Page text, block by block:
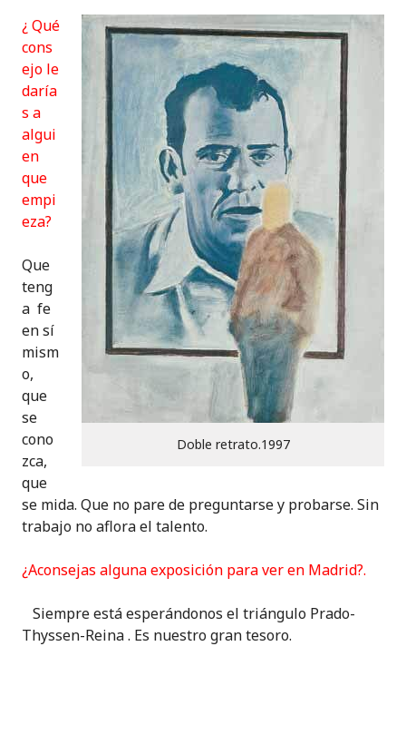
Doble retrato.1997
¿ Qué
cons
ejo le
daría
s a
algui
en
que
empi
eza?
Que
teng
a fe
en sí
mism
o,
que
se
cono
zca,
que
se mida. Que no pare de preguntarse y probarse. Sin
trabajo no aflora el talento.
¿Aconsejas alguna exposición para ver en Madrid?.
Siempre está esperándonos el triángulo Prado-
Thyssen-Reina . Es nuestro gran tesoro.